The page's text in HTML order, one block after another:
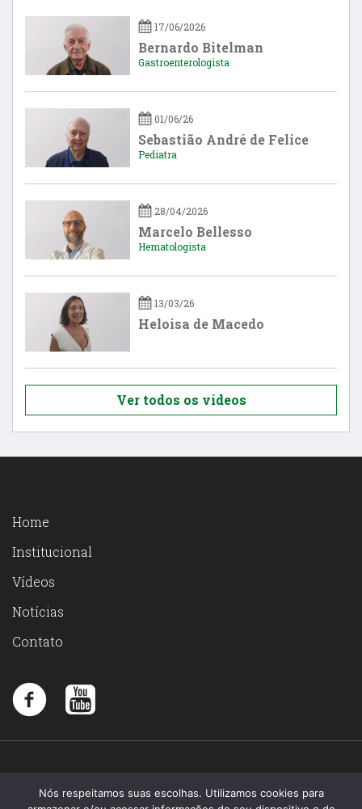
17/06/2026
Bernardo Bitelman
Gastroenterologista
01/06/26
Sebastião André de Felice
Pediatra
28/04/2026
Marcelo Bellesso
Hematologista
13/03/26
Heloisa de Macedo
Ver todos os vídeos
Home
Institucional
Vídeos
Notícias
Contato
Nós respeitamos suas escolhas. Utilizamos cookies para